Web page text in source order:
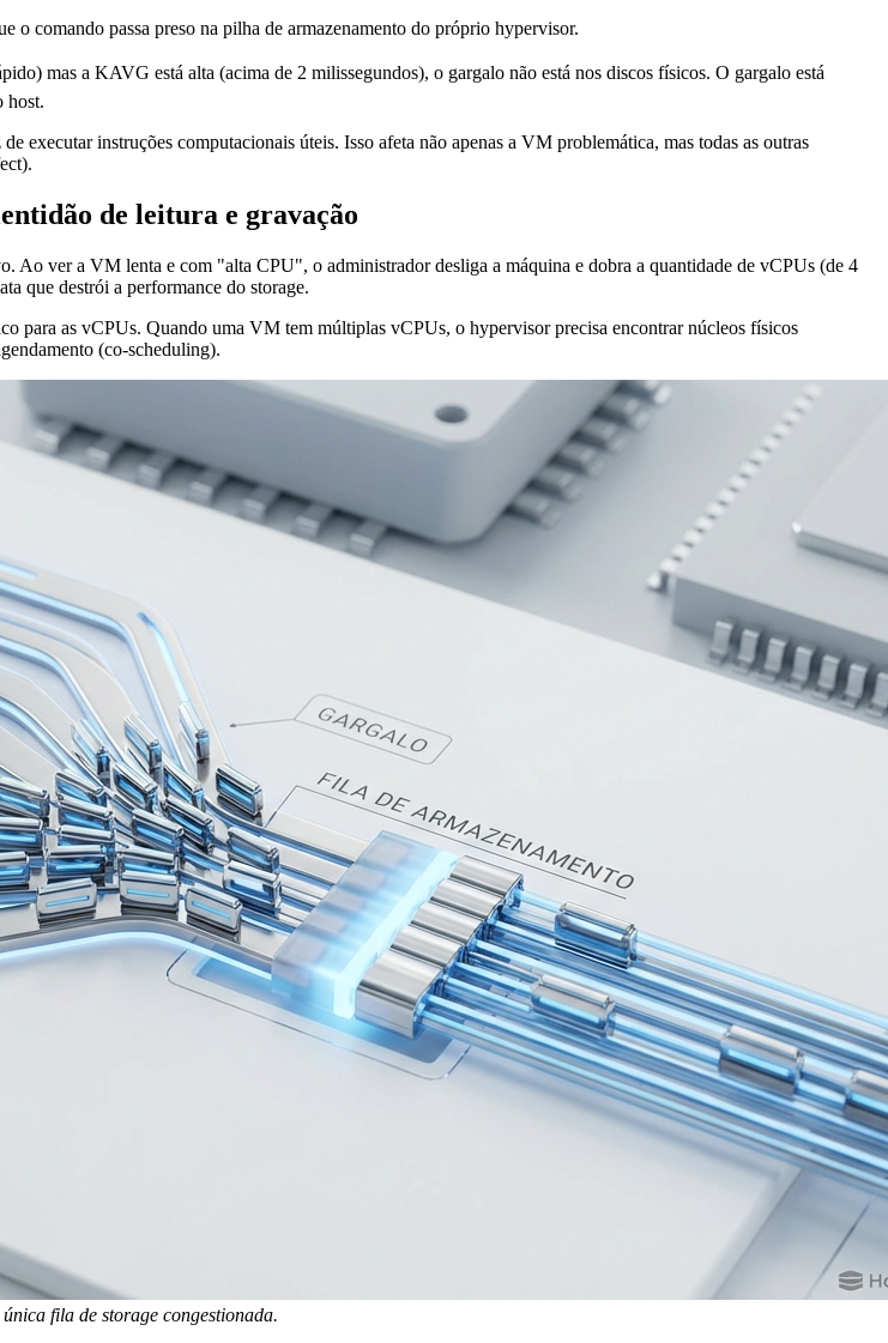
comando passa preso na pilha de armazenamento do próprio hypervisor.
mas a KAVG está alta (acima de 2 milissegundos), o gargalo não está nos discos físicos. O gargalo está
host.
instruções computacionais úteis. Isso afeta não apenas a VM problemática, mas todas as outras
de leitura e gravação
Ao ver a VM lenta e com "alta CPU", o administrador desliga a máquina e dobra a quantidade de vCPUs (de 4
que destrói a performance do storage.
para as vCPUs. Quando uma VM tem múltiplas vCPUs, o hypervisor precisa encontrar núcleos físicos
(co-scheduling).
fila de storage congestionada.